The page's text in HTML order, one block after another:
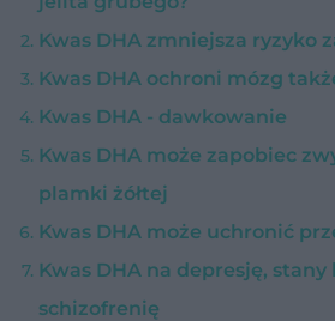
Kwas DHA zmniejsza ryzyko
Kwas DHA ochroni mózg
Kwas DHA - dawkowanie
Kwas DHA może zapobiec
plamki żółtej
Kwas DHA może uchronić
Kwas DHA na depresję, stany
schizofrenię